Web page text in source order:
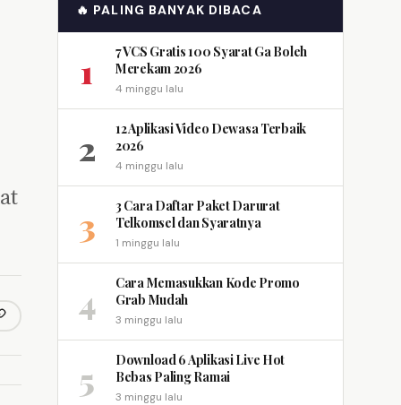
link
🔥 PALING BANYAK DIBACA
1
7 VCS Gratis 100 Syarat Ga Boleh
Merekam 2026
4 minggu lalu
2
12 Aplikasi Video Dewasa Terbaik
2026
4 minggu lalu
3
3 Cara Daftar Paket Darurat
Telkomsel dan Syaratnya
1 minggu lalu
4
Cara Memasukkan Kode Promo
Grab Mudah
3 minggu lalu
5
Download 6 Aplikasi Live Hot
Bebas Paling Ramai
3 minggu lalu